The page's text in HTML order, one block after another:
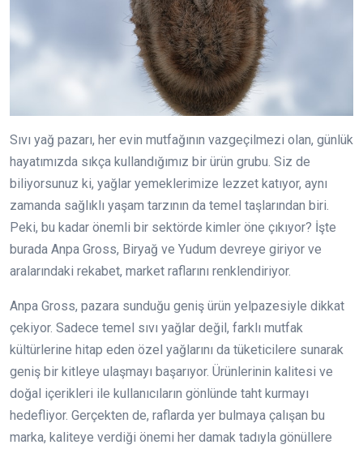
Sıvı yağ pazarı, her evin mutfağının vazgeçilmezi olan, günlük
hayatımızda sıkça kullandığımız bir ürün grubu. Siz de
biliyorsunuz ki, yağlar yemeklerimize lezzet katıyor, aynı
zamanda sağlıklı yaşam tarzının da temel taşlarından biri.
Peki, bu kadar önemli bir sektörde kimler öne çıkıyor? İşte
burada Anpa Gross, Biryağ ve Yudum devreye giriyor ve
aralarındaki rekabet, market raflarını renklendiriyor.
Anpa Gross, pazara sunduğu geniş ürün yelpazesiyle dikkat
çekiyor. Sadece temel sıvı yağlar değil, farklı mutfak
kültürlerine hitap eden özel yağlarını da tüketicilere sunarak
geniş bir kitleye ulaşmayı başarıyor. Ürünlerinin kalitesi ve
doğal içerikleri ile kullanıcıların gönlünde taht kurmayı
hedefliyor. Gerçekten de, raflarda yer bulmaya çalışan bu
marka, kaliteye verdiği önemi her damak tadıyla gönüllere